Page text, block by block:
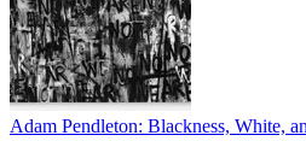
Adam Pendleton: Blackness, White,